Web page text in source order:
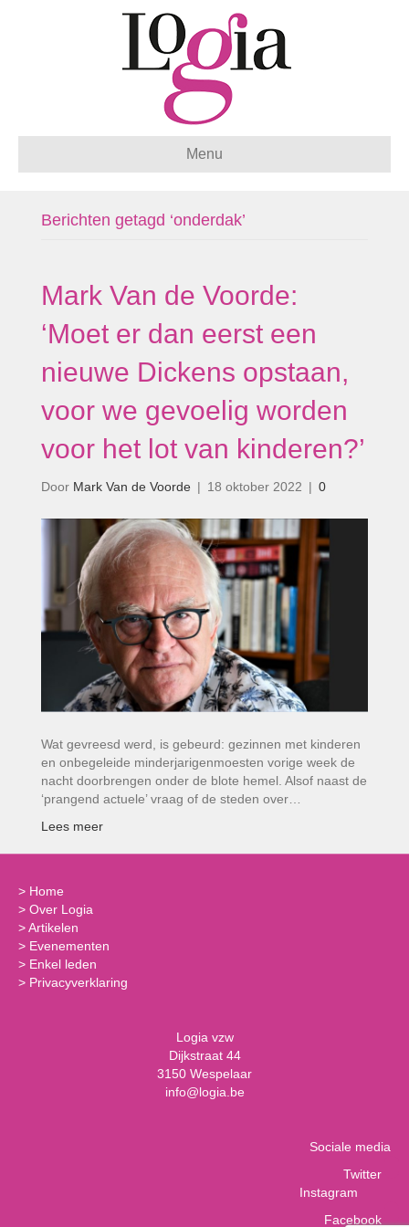
Menu
Berichten getagd ‘onderdak’
Mark Van de Voorde:
‘Moet er dan eerst een
nieuwe Dickens opstaan,
voor we gevoelig worden
voor het lot van kinderen?’
Door Mark Van de Voorde | 18 oktober 2022 | 0
Wat gevreesd werd, is gebeurd: gezinnen met kinderen
en onbegeleide minderjarigenmoesten vorige week de
nacht doorbrengen onder de blote hemel. Alsof naast de
‘prangend actuele’ vraag of de steden over…
Lees meer
> Home
> Over Logia
>Artikelen
> Evenementen
> Enkel leden
> Privacyverklaring
Logia vzw
Dijkstraat 44
3150 Wespelaar
info@logia.be
Sociale media
Twitter
Instagram
Facebook